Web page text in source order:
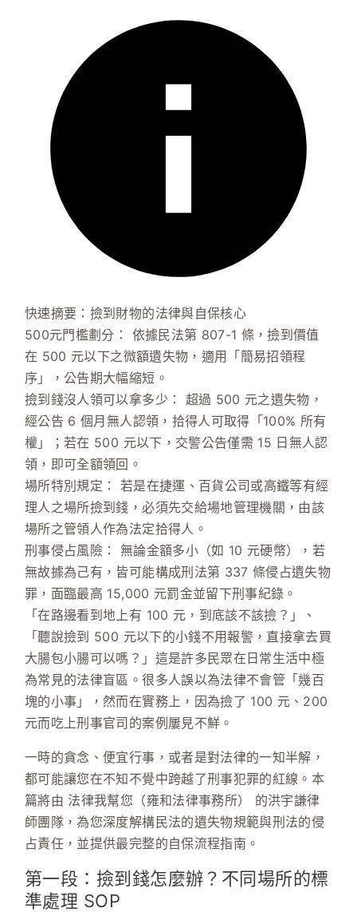
快速摘要：撿到財物的法律與自保核心
500元門檻劃分：
依據民法第 807-1 條 ，撿到價值
在 500 元以下之微額遺失物，適用「簡易招領程
序」，公告期大幅縮短。
撿到錢沒人領可以拿多少：
超過 500 元之遺失物，
經公告 6 個月無人認領，拾得人可取得「100% 所有
權」；若在 500 元以下，交警公告僅需 15 日無人認
領，即可全額領回。
場所特別規定：
若是在捷運、百貨公司或高鐵等有經
理人之場所撿到錢，必須先交給場地管理機關，由該
場所之管領人作為法定拾得人。
刑事侵占風險：
無論金額多小（如 10 元硬幣），若
無故據為己有，皆可能構成刑法第 337 條侵占遺失物
罪，面臨最高 15,000 元罰金並留下刑事紀錄。
「在路邊看到地上有 100 元，到底該不該撿？」、
「聽說撿到 500 元以下的小錢不用報警，直接拿去買
大腸包小腸可以嗎？」這是許多民眾在日常生活中極
為常見的法律盲區。很多人誤以為法律不會管「幾百
塊的小事」，然而在實務上，因為撿了 100 元、200
元而吃上刑事官司的案例屢見不鮮。
一時的貪念、便宜行事，或者是對法律的一知半解，
都可能讓您在不知不覺中跨越了刑事犯罪的紅線。本
篇將由 法律我幫您（雍和法律事務所）
的洪宇謙律
師團隊，為您深度解構民法的遺失物規範與刑法的侵
占責任，並提供最完整的自保流程指南。
第一段：撿到錢怎麼辦？不同場所的標
準處理 SOP